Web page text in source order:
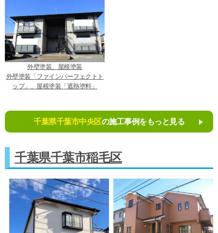
外壁塗装、屋根塗装
外壁塗装「ファインパーフェクトト
ップ」、屋根塗装「遮熱塗料」
千葉県千葉市中央区の施工事例をもっと見る
千葉県千葉市稲毛区